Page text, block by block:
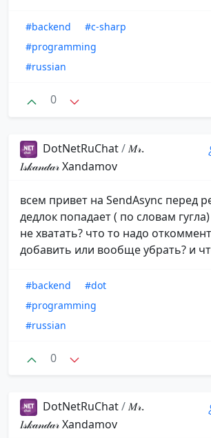
#backend
#c-sharp
#programming
#russian
0
DotNetRuChat/𝑀𝓇.
𝐼𝓈𝓀𝒶𝓃𝒹𝒶𝓇️ ️Xandamov
всем привет на SendAsync перед
дедлок попадает ( по словам
не хватать? что то надо
добавить или вообще убрать? и
#backend
#dot
#programming
#russian
0
DotNetRuChat/𝑀𝓇.
𝐼𝓈𝓀𝒶𝓃𝒹𝒶𝓇️ ️Xandamov